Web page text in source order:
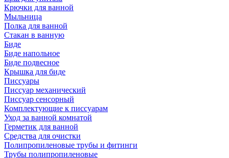
Крючки для ванной
Мыльница
Полка для ванной
Стакан в ванную
Биде
Биде напольное
Биде подвесное
Крышка для биде
Писсуары
Писсуар механический
Писсуар сенсорный
Комплектующие к писсуарам
Уход за ванной комнатой
Герметик для ванной
Средства для очистки
Полипропиленовые трубы и фитинги
Трубы полипропиленовые